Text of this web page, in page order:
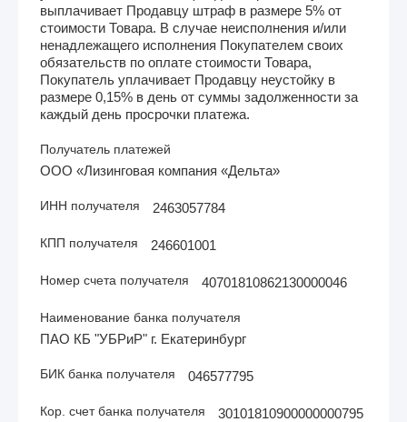
выплачивает Продавцу штраф в размере 5% от
стоимости Товара. В случае неисполнения и/или
ненадлежащего исполнения Покупателем своих
обязательств по оплате стоимости Товара,
Покупатель уплачивает Продавцу неустойку в
размере 0,15% в день от суммы задолженности за
каждый день просрочки платежа.
Получатель платежей
ООО «Лизинговая компания «Дельта»
ИНН получателя 2463057784
КПП получателя 246601001
Номер счета получателя 40701810862130000046
Наименование банка получателя
ПАО КБ "УБРиР" г. Екатеринбург
БИК банка получателя 046577795
Кор. счет банка получателя 30101810900000000795